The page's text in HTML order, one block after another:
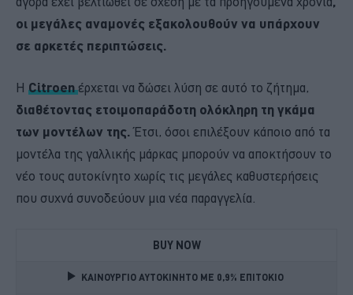
οι μεγάλες αναμονές εξακολουθούν να υπάρχουν
σε αρκετές περιπτώσεις.
Η Citroenέρχεται να δώσει λύση σε αυτό το ζήτημα,
διαθέτοντας ετοιμοπαράδοτη ολόκληρη τη γκάμα
των μοντέλων της.Έτσι, όσοι επιλέξουν κάποιο από τα
μοντέλα της γαλλικής μάρκας μπορούν να αποκτήσουν το
νέο τους αυτοκίνητο χωρίς τις μεγάλες καθυστερήσεις
που συχνά συνοδεύουν μια νέα παραγγελία.
BUY NOW
ΚΑΙΝΟΥΡΓΙΟ ΑΥΤΟΚΙΝΗΤΟ ΜΕ 0,9% ΕΠΙΤΟΚΙΟ